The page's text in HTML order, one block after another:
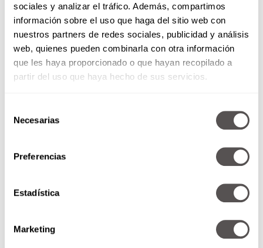
sociales y analizar el tráfico. Además, compartimos
información sobre el uso que haga del sitio web con
nuestros partners de redes sociales, publicidad y análisis
web, quienes pueden combinarla con otra información
que les haya proporcionado o que hayan recopilado a
partir del uso que haya hecho de sus servicios.
Necesarias
Preferencias
Estadística
Marketing